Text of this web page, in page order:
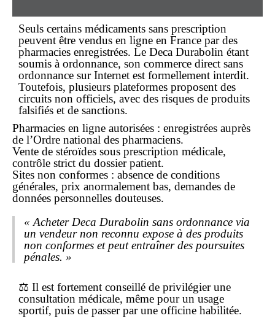
Seuls certains médicaments sans prescription
peuvent être vendus en ligne en France par des
pharmacies enregistrées. Le Deca Durabolin étant
soumis à ordonnance, son commerce direct sans
ordonnance sur Internet est formellement interdit.
Toutefois, plusieurs plateformes proposent des
circuits non officiels, avec des risques de produits
falsifiés et de sanctions.
Pharmacies en ligne autorisées : enregistrées auprès
de l’Ordre national des pharmaciens.
Vente de stéroïdes sous prescription médicale,
contrôle strict du dossier patient.
Sites non conformes : absence de conditions
générales, prix anormalement bas, demandes de
données personnelles douteuses.
« Acheter Deca Durabolin sans ordonnance via
un vendeur non reconnu expose à des produits
non conformes et peut entraîner des poursuites
pénales. »
⚖️ Il est fortement conseillé de privilégier une
consultation médicale, même pour un usage
sportif, puis de passer par une officine habilitée.